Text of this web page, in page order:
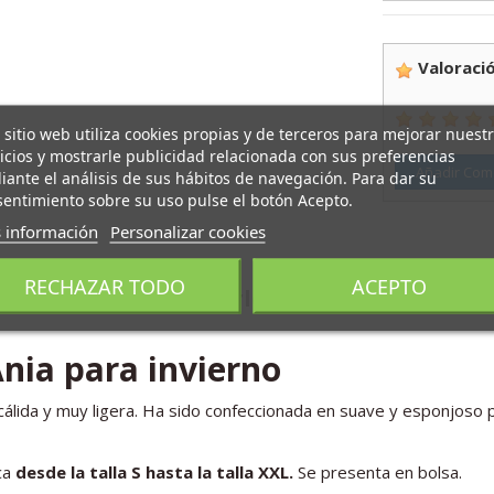
Añadir
podría interesarle
para invierno
y muy ligera. Ha sido confeccionada en suave y
desde la talla S hasta la talla XXL. Se presenta en bolsa.
sitio web utiliza cookies propias y de terceros para mejorar
y mostrarle publicidad relacionada con sus preferencias
el análisis de sus hábitos de navegación. Para dar su
sobre su uso pulse el botón Acepto.
información Personalizar cookies
RECHAZAR TODO ACEPTO